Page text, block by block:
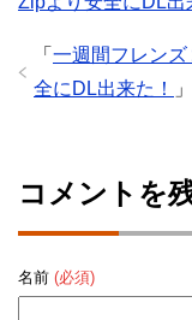
「 一週間フレン
全にDL出来た！
」
コメントを
名前 (必須)